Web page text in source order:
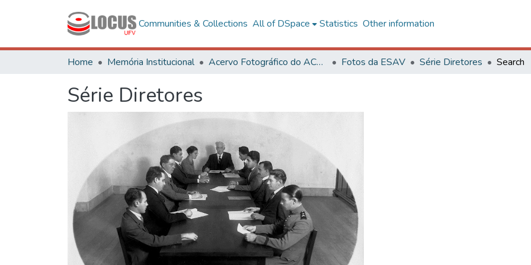
Communities & Collections All of DSpace Statistics Other information
Home Memória Institucional Acervo Fotográfico do ACH-UFV Fotos da ESAV Série Diretores Search
Série Diretores